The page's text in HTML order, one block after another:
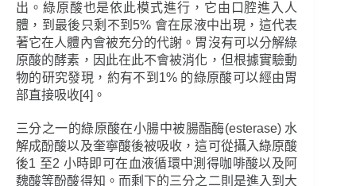
出。綠原酸也是依此模式進行，它由口腔進入人
體，到最後只剩不到5% 會在尿液中出現，這代表
著它在人體內會被充分的代謝。胃沒有可以分解綠
原酸的酵素，因此在此不會被消化，但根據實驗動
物的研究發現，約有不到1% 的綠原酸可以經由胃
部直接吸收[4]。
三分之一的綠原酸在小腸中被腸酯酶(esterase) 水
解成酚酸以及奎寧酸後被吸收，這可從攝入綠原酸
後1 至2 小時即可在血液循環中測得咖啡酸以及阿
魏酸等酚酸得知。而剩下的三分之二則是進入到大